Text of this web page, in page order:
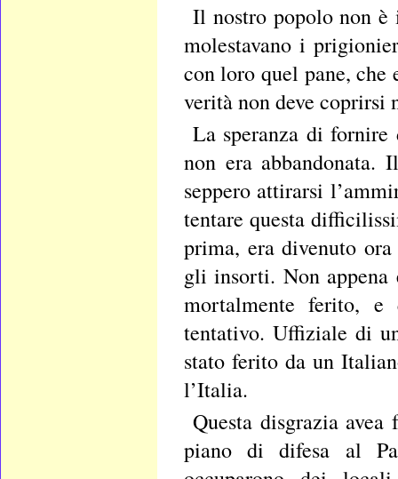
Il nostro popolo non
molestavano i
con loro quel pane, che
verità non deve coprirsi
La speranza di
non era
seppero attirarsi
tentare questa
prima, era divenuto
gli insorti. Non
mortalmente ferito, e
tentativo. Uffiziale di
stato ferito da un
l’Italia.
Questa disgrazia
piano di difesa al